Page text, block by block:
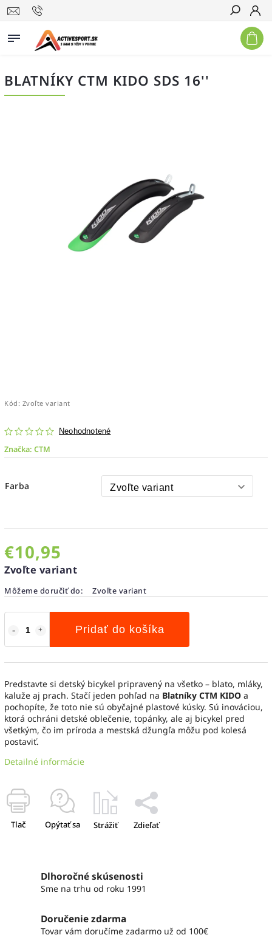
Hľadať
BLATNÍKY CTM KIDO SDS 16''
Kód: Zvoľte variant
Neohodnotené
Značka: CTM
Farba
€10,95
Zvoľte variant
Môžeme doručiť do: Zvoľte variant
Pridať do košíka
Predstavte si detský bicykel pripravený na všetko – blato, mláky,
kaluže aj prach. Stačí jeden pohľad na Blatníky CTM KIDO a
pochopíte, že toto nie sú obyčajné plastové kúsky. Sú inováciou,
ktorá ochráni detské oblečenie, topánky, ale aj bicykel pred
všetkým, čo im príroda a mestská džungľa môžu pod kolesá
postaviť.
Detailné informácie
Tlač Opýtať sa Strážiť Zdieľať
Dlhoročné skúsenosti
Sme na trhu od roku 1991
Doručenie zdarma
Tovar vám doručíme zadarmo už od 100€